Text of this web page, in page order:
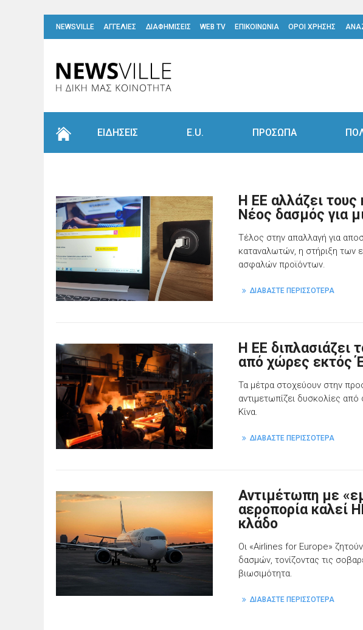
NEWSVILLE ΑΓΓΕΛΙΕΣ ΔΙΑΦΗΜΙΣΕΙΣ WEB TV ΕΠΙΚΟΙΝΩΝΙΑ ΟΡΟΙ ΧΡΗΣΗΣ
ΕΙΔΗΣΕΙΣ E.U. ΠΡΟΣΩΠΑ
Η ΕΕ αλλάζει τους
Νέος δασμός για
Τέλος στην απαλλαγή για
καταναλωτών, η στήριξη των
ασφαλών προϊόντων.
ΔΙΑΒΑΣΤΕ ΠΕΡΙΣΣΟΤΕΡΑ
Η ΕΕ διπλασιάζει
από χώρες εκτός
Τα μέτρα στοχεύουν στην
αντιμετωπίζει δυσκολίες
Κίνα.
ΔΙΑΒΑΣΤΕ ΠΕΡΙΣΣΟΤΕΡΑ
Αντιμέτωπη με
αεροπορία καλεί
κλάδο
Οι «Airlines for Europe»
δασμών, τονίζοντας τις
βιωσιμότητα.
ΔΙΑΒΑΣΤΕ ΠΕΡΙΣΣΟΤΕΡΑ